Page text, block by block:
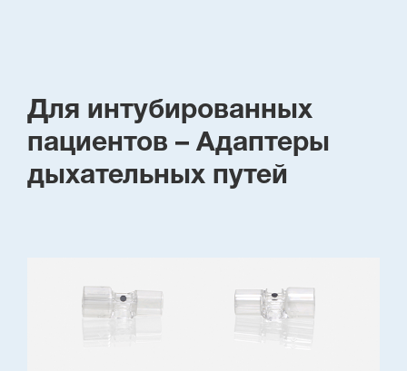
Для интубированных
пациентов – Адаптеры
дыхательных путей